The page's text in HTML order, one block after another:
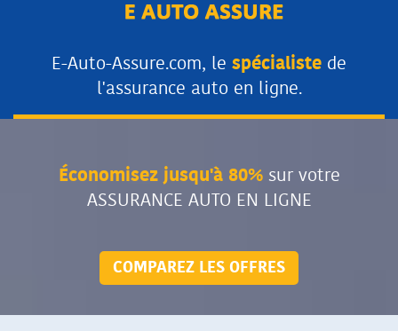
E-Auto-Assure.com, le spécialiste de
l'assurance auto en ligne.
Économisez jusqu'à 80% sur votre
ASSURANCE AUTO EN LIGNE
COMPAREZ LES OFFRES